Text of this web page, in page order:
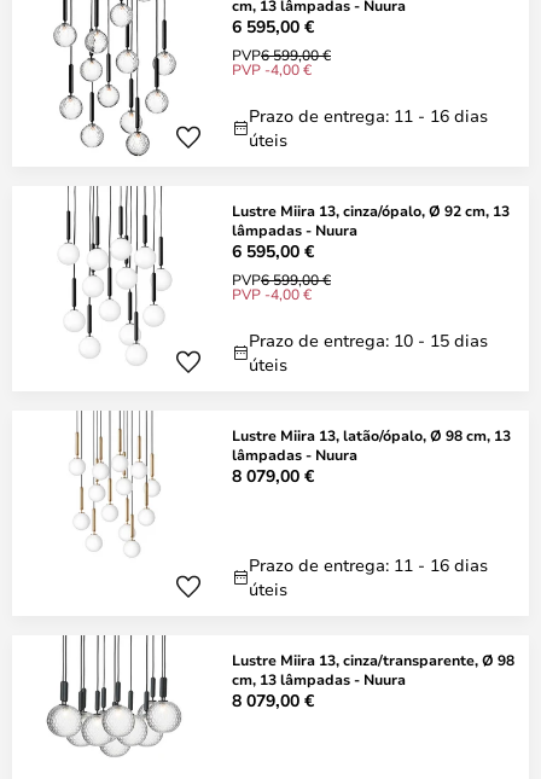
cm, 13 lâmpadas - Nuura
6 595,00 €
PVP6 599,00 €
PVP -4,00 €
Prazo de entrega: 11 - 16 dias
úteis
Lustre Miira 13, cinza/ópalo, Ø 92 cm, 13
lâmpadas - Nuura
6 595,00 €
PVP6 599,00 €
PVP -4,00 €
Prazo de entrega: 10 - 15 dias
úteis
Lustre Miira 13, latão/ópalo, Ø 98 cm, 13
lâmpadas - Nuura
8 079,00 €
Prazo de entrega: 11 - 16 dias
úteis
Lustre Miira 13, cinza/transparente, Ø 98
cm, 13 lâmpadas - Nuura
8 079,00 €